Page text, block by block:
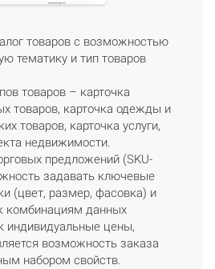
товаров с возможностью
тематику и тип товаров
товаров – карточка
товаров, карточка одежды и
товаров, карточка услуги,
недвижимости.
предложений (SKU-
задавать ключевые
(цвет, размер, фасовка) и
комбинациям данных
индивидуальные цены,
возможность заказа
набором свойств.